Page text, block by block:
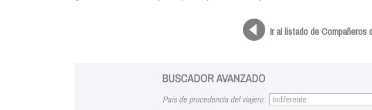
Ir al listado de Compañeros